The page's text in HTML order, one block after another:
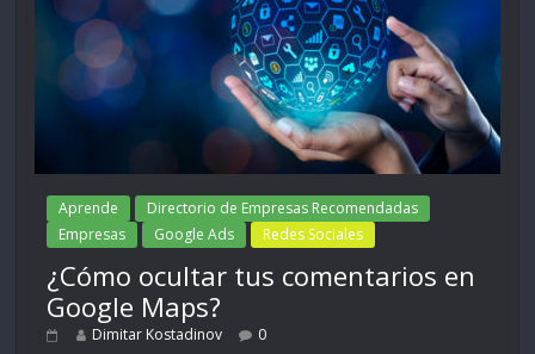
Aprende
Directorio de Empresas Recomendadas
Empresas
Google Ads Redes Sociales
¿Cómo ocultar tus comentarios en
Google Maps?
Dimitar Kostadinov 0